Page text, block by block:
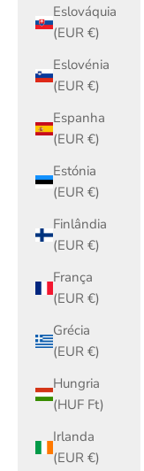
Eslováquia
(EUR €)
Eslovénia
(EUR €)
Espanha
(EUR €)
Estónia
(EUR €)
Finlândia
(EUR €)
França
(EUR €)
Grécia
(EUR €)
Hungria
(HUF Ft)
Irlanda
(EUR €)